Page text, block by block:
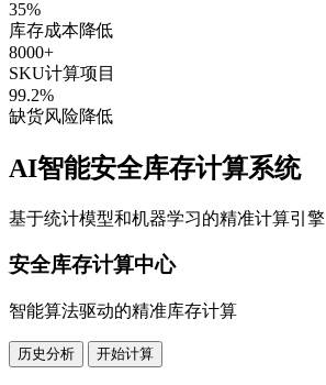
35%
库存成本降低
8000+
SKU计算项目
99.2%
缺货风险降低
AI智能安全库存计算系统
基于统计模型和机器学习的精准计算引擎
安全库存计算中心
智能算法驱动的精准库存计算
历史分析 开始计算